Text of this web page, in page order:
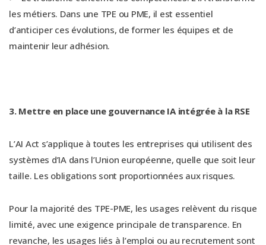
les métiers. Dans une TPE ou PME, il est essentiel
d’anticiper ces évolutions, de former les équipes et de
maintenir leur adhésion.
3. Mettre en place une gouvernance IA intégrée à la RSE
L’AI Act s’applique à toutes les entreprises qui utilisent des
systèmes d’IA dans l’Union européenne, quelle que soit leur
taille. Les obligations sont proportionnées aux risques.
Pour la majorité des TPE-PME, les usages relèvent du risque
limité, avec une exigence principale de transparence. En
revanche, les usages liés à l’emploi ou au recrutement sont